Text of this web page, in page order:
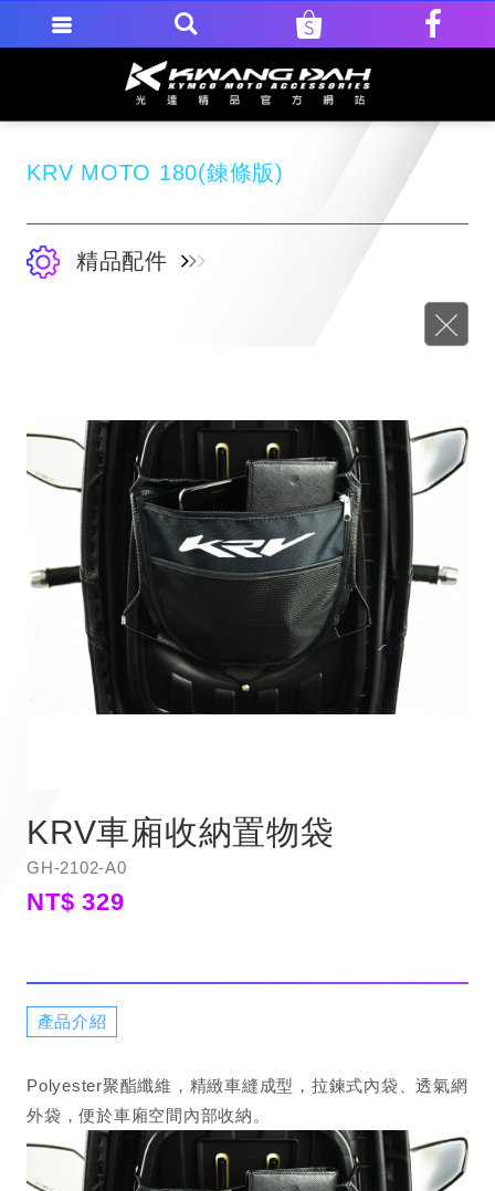
KRV MOTO 180(鍊條版)
精品配件
KRV車廂收納置物袋
GH-2102-A0
NT$ 329
產品介紹
Polyester聚酯纖維，精緻車縫成型，拉鍊式內袋、透氣網
外袋，便於車廂空間內部收納。